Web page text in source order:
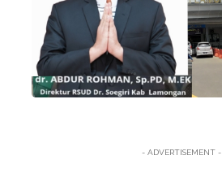
- ADVERTISEMENT -